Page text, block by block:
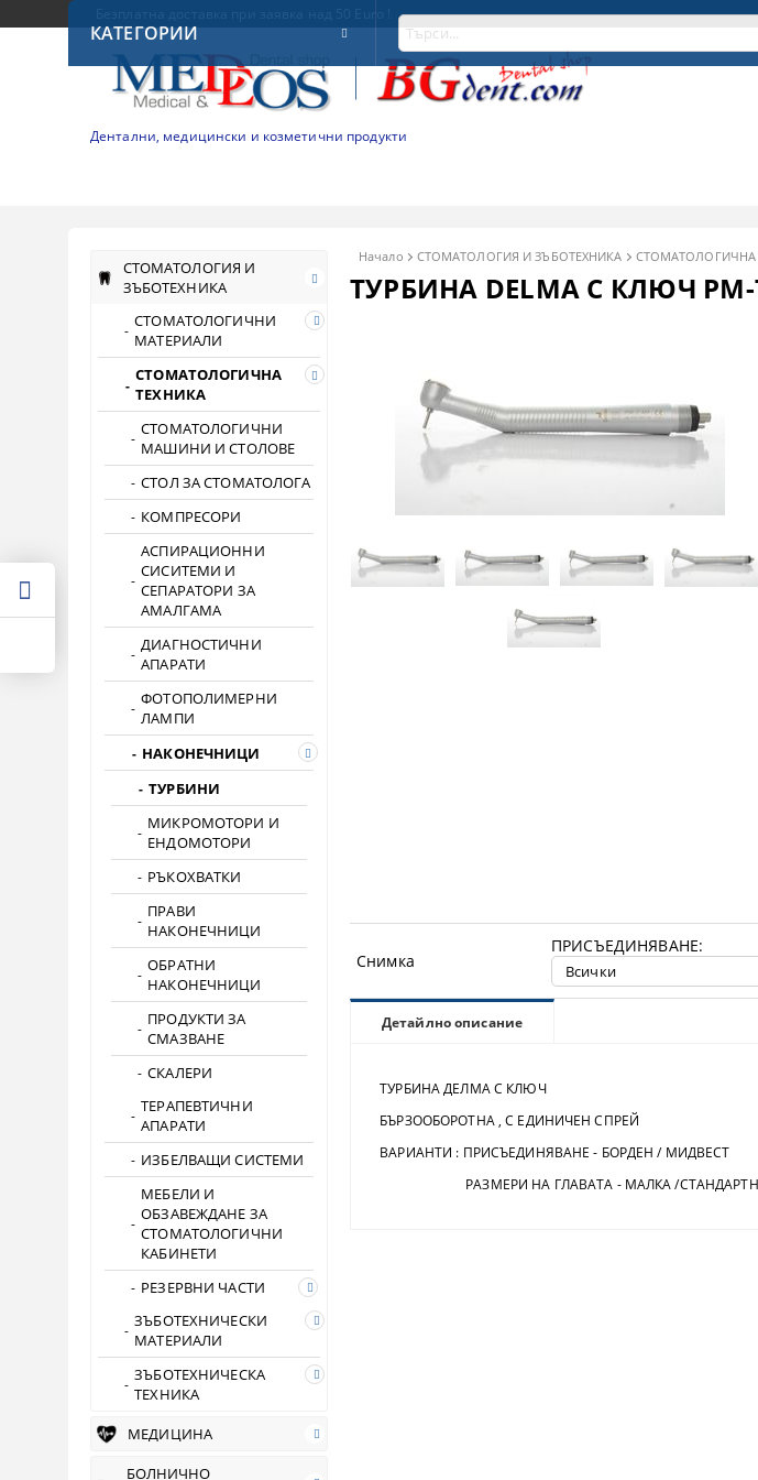
Дентални, медицински и козметични продукти
КАТЕГОРИИ
СТОМАТОЛОГИЯ И
ЗЪБОТЕХНИКА
СТОМАТОЛОГИЧНИ
МАТЕРИАЛИ
СТОМАТОЛОГИЧНА
ТЕХНИКА
СТОМАТОЛОГИЧНИ
МАШИНИ И СТОЛОВЕ
СТОЛ ЗА СТОМАТОЛОГА
КОМПРЕСОРИ
АСПИРАЦИОННИ
СИСИТЕМИ И
СЕПАРАТОРИ ЗА
АМАЛГАМА
ДИАГНОСТИЧНИ
АПАРАТИ
ФОТОПОЛИМЕРНИ
ЛАМПИ
НАКОНЕЧНИЦИ
ТУРБИНИ
МИКРОМОТОРИ И
ЕНДОМОТОРИ
РЪКОХВАТКИ
ПРАВИ
НАКОНЕЧНИЦИ
ОБРАТНИ
НАКОНЕЧНИЦИ
ПРОДУКТИ ЗА
СМАЗВАНЕ
СКАЛЕРИ
ТЕРАПЕВТИЧНИ
АПАРАТИ
ИЗБЕЛВАЩИ СИСТЕМИ
МЕБЕЛИ И
ОБЗАВЕЖДАНЕ ЗА
СТОМАТОЛОГИЧНИ
КАБИНЕТИ
РЕЗЕРВНИ ЧАСТИ
ЗЪБОТЕХНИЧЕСКИ
МАТЕРИАЛИ
ЗЪБОТЕХНИЧЕСКА
ТЕХНИКА
МЕДИЦИНА
БОЛНИЧНО
Начало СТОМАТОЛОГИЯ И ЗЪБОТЕХНИКА СТОМАТОЛОГИЧНА
ТУРБИНА DELMA С КЛЮЧ PM-
Снимка
ПРИСЪЕДИНЯВАНЕ:
Детайлно описание
ТУРБИНА ДЕЛМА С КЛЮЧ
БЪРЗООБОРОТНА , С ЕДИНИЧЕН СПРЕЙ
ВАРИАНТИ : ПРИСЪЕДИНЯВАНЕ - БОРДЕН / МИДВЕСТ
РАЗМЕРИ НА ГЛАВАТА - МАЛКА /